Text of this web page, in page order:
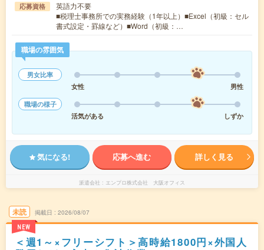
応募資格
英語力不要
■税理士事務所での実務経験（1年以上）■Excel（初級：セル
書式設定・罫線など）■Word（初級：…
職場の雰囲気
男女比率
女性
男性
職場の様子
活気がある
しずか
気になる! 応募へ進む 詳しく見る
派遣会社 エンプロ株式会社 大阪オフィス
未読
NEW
掲載日 2026/08/07
＜週1～×フリーシフト＞高時給1800円×外国人